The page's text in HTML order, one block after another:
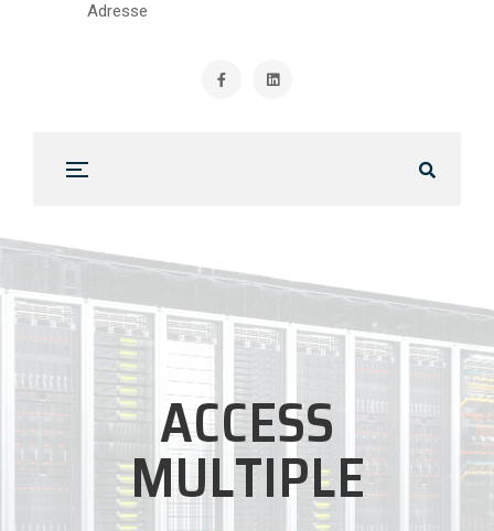
Adresse
ACCESS
MULTIPLE